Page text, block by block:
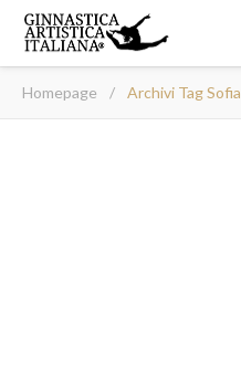
Homepage / Archivi Tag Sofia